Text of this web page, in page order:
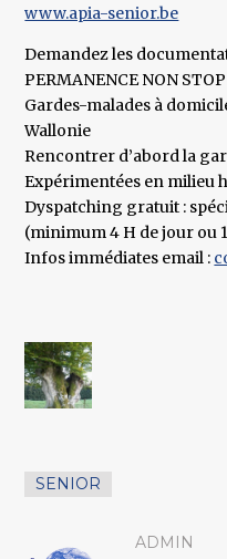
www.apia-senior.be
Demandez les
PERMANENCE NON STOP
Gardes-malades à
Wallonie
Rencontrer d’abord la
Expérimentées en milieu
Dyspatching gratuit :
(minimum 4 H de jour ou
Infos immédiates email :
SENIOR
ADMIN